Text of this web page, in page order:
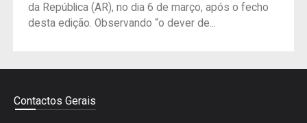
da República (AR), no dia 6 de março, após o fecho
desta edição. Observando “o dever de...
Contactos Gerais